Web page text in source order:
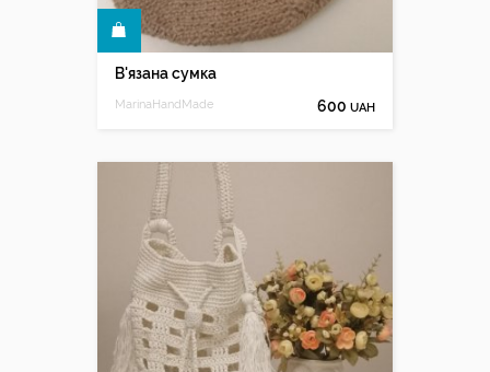
В'язана сумка
MarinaHandMade 600 UAH